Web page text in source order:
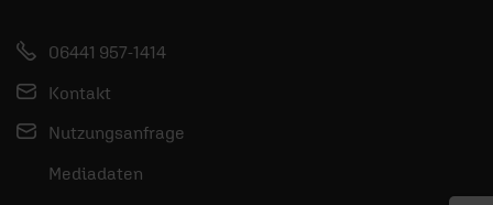
06441 957-1414
Kontakt
Nutzungsanfrage
Mediadaten